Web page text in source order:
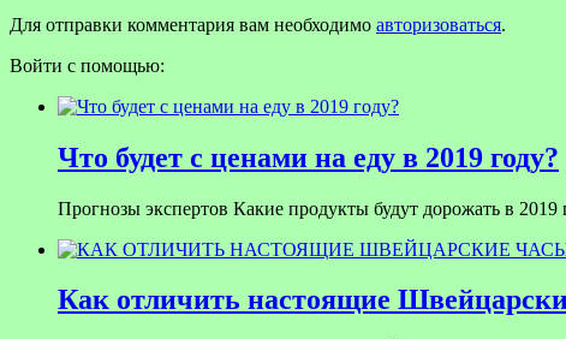
Для отправки комментария вам необходимо авторизоваться.
Войти с помощью:
Что будет с ценами на еду в 2019 году?
Прогнозы экспертов Какие продукты будут дорожать в
Как отличить настоящие